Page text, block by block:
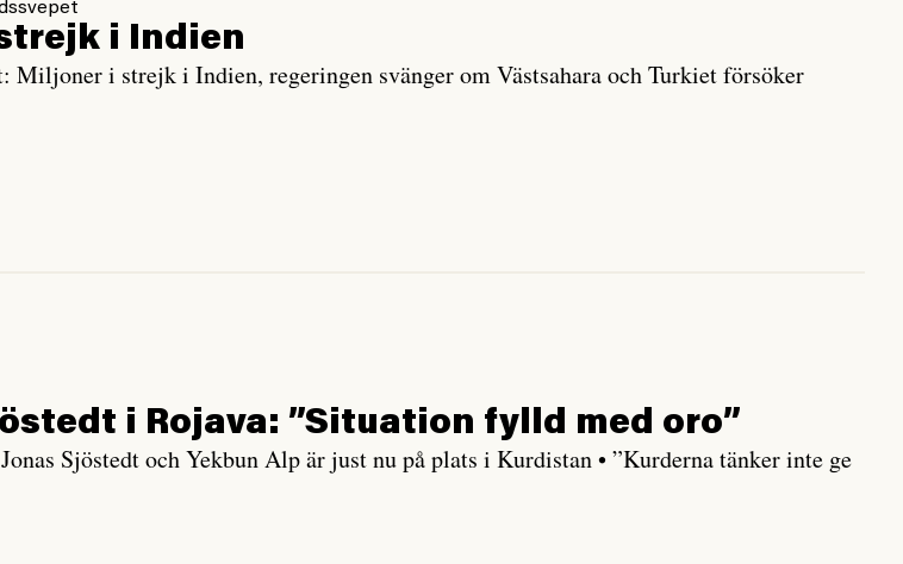
i Indien
Miljoner i strejk i Indien, regeringen svänger om Västsahara och Turkiet försöker
i Rojava: ”Situation fylld med oro”
Sjöstedt och Yekbun Alp är just nu på plats i Kurdistan • ”Kurderna tänker inte ge